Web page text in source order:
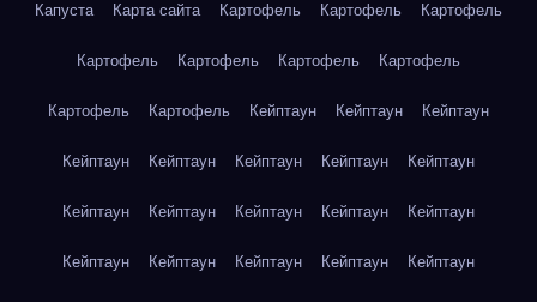
Капуста Карта сайта Картофель Картофель Картофель
Картофель Картофель Картофель Картофель
Картофель Картофель Кейптаун Кейптаун Кейптаун
Кейптаун Кейптаун Кейптаун Кейптаун Кейптаун
Кейптаун Кейптаун Кейптаун Кейптаун Кейптаун
Кейптаун Кейптаун Кейптаун Кейптаун Кейптаун